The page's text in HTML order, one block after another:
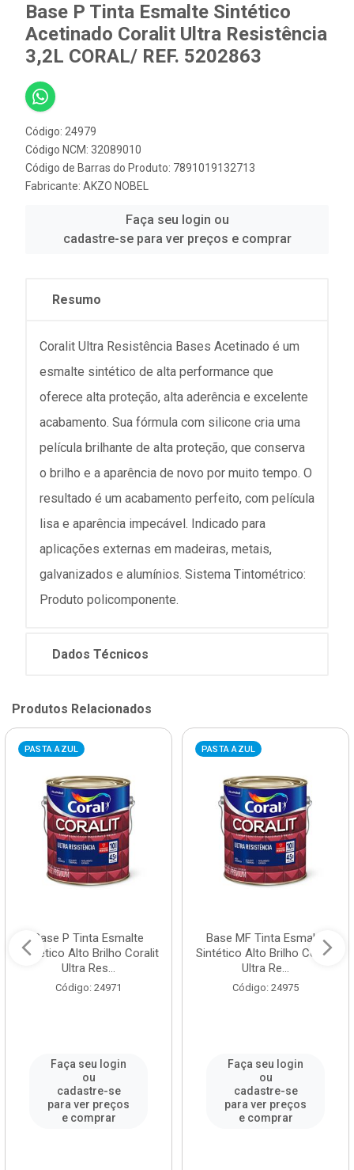
Base P Tinta Esmalte Sintético
Acetinado Coralit Ultra Resistência
3,2L CORAL/ REF. 5202863
Código: 24979
Código NCM: 32089010
Código de Barras do Produto: 7891019132713
Fabricante: AKZO NOBEL
Faça seu login ou
cadastre-se para ver preços e comprar
Resumo
Coralit Ultra Resistência Bases Acetinado é um
esmalte sintético de alta performance que
oferece alta proteção, alta aderência e excelente
acabamento. Sua fórmula com silicone cria uma
película brilhante de alta proteção, que conserva
o brilho e a aparência de novo por muito tempo. O
resultado é um acabamento perfeito, com película
lisa e aparência impecável. Indicado para
aplicações externas em madeiras, metais,
galvanizados e alumínios. Sistema Tintométrico:
Produto policomponente.
Dados Técnicos
Produtos Relacionados
PASTA AZUL
Base P Tinta Esmalte
Sintético Alto Brilho Coralit
Ultra Res...
Código: 24971
Faça seu login
ou
cadastre-se
para ver preços
e comprar
PASTA AZUL
Base MF Tinta Esmalte
Sintético Alto Brilho Coralit
Ultra Re...
Código: 24975
Faça seu login
ou
cadastre-se
para ver preços
e comprar